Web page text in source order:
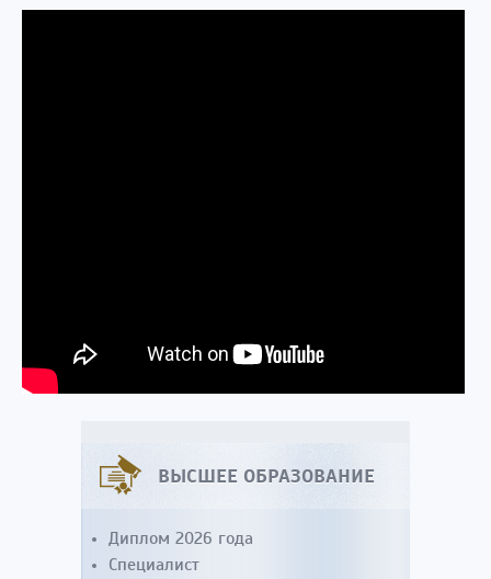
ВЫСШЕЕ ОБРАЗОВАНИЕ
Диплом 2026 года
Специалист